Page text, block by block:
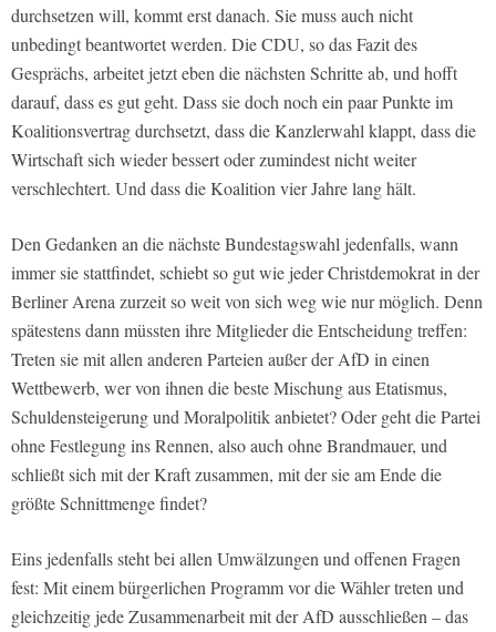
durchsetzen will, kommt erst danach. Sie muss auch nicht
unbedingt beantwortet werden. Die CDU, so das Fazit des
Gesprächs, arbeitet jetzt eben die nächsten Schritte ab, und hofft
darauf, dass es gut geht. Dass sie doch noch ein paar Punkte im
Koalitionsvertrag durchsetzt, dass die Kanzlerwahl klappt, dass die
Wirtschaft sich wieder bessert oder zumindest nicht weiter
verschlechtert. Und dass die Koalition vier Jahre lang hält.
Den Gedanken an die nächste Bundestagswahl jedenfalls, wann
immer sie stattfindet, schiebt so gut wie jeder Christdemokrat in der
Berliner Arena zurzeit so weit von sich weg wie nur möglich. Denn
spätestens dann müssten ihre Mitglieder die Entscheidung treffen:
Treten sie mit allen anderen Parteien außer der AfD in einen
Wettbewerb, wer von ihnen die beste Mischung aus Etatismus,
Schuldensteigerung und Moralpolitik anbietet? Oder geht die Partei
ohne Festlegung ins Rennen, also auch ohne Brandmauer, und
schließt sich mit der Kraft zusammen, mit der sie am Ende die
größte Schnittmenge findet?
Eins jedenfalls steht bei allen Umwälzungen und offenen Fragen
fest: Mit einem bürgerlichen Programm vor die Wähler treten und
gleichzeitig jede Zusammenarbeit mit der AfD ausschließen – das